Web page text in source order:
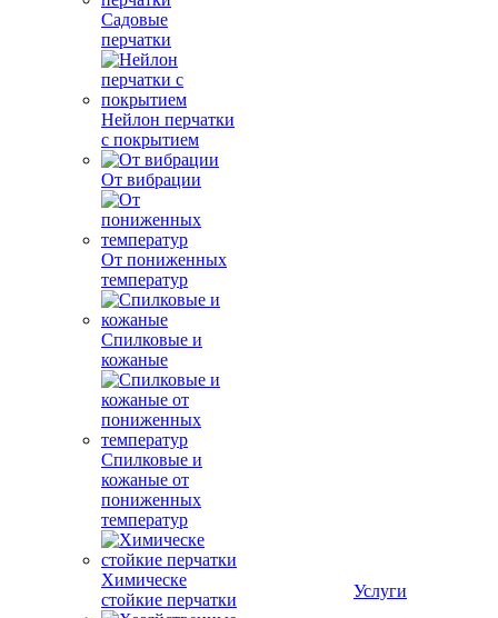
Садовые
перчатки
Нейлон перчатки
с покрытием
От вибрации
От пониженных
температур
Спилковые и
кожаные
Спилковые и
кожаные от
пониженных
температур
Химическе
стойкие перчатки
Услуги